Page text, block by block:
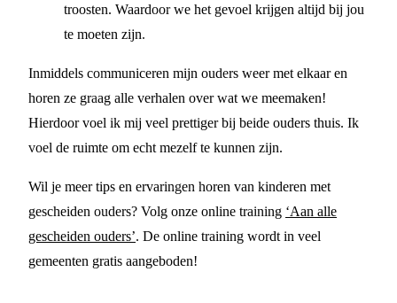
troosten. Waardoor we het gevoel krijgen altijd bij jou
te moeten zijn.
Inmiddels communiceren mijn ouders weer met elkaar en
horen ze graag alle verhalen over wat we meemaken!
Hierdoor voel ik mij veel prettiger bij beide ouders thuis. Ik
voel de ruimte om echt mezelf te kunnen zijn.
Wil je meer tips en ervaringen horen van kinderen met
gescheiden ouders? Volg onze online training ‘Aan alle
gescheiden ouders’. De online training wordt in veel
gemeenten gratis aangeboden!